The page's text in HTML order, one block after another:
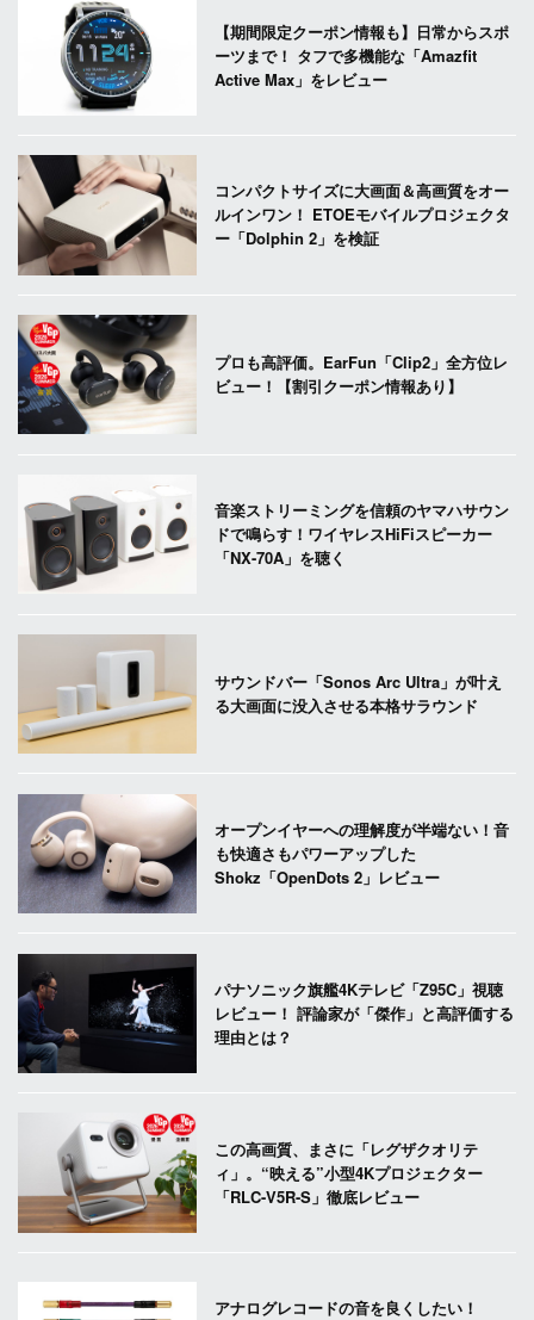
【期間限定クーポン情報も】日常からスポ
ーツまで！ タフで多機能な「Amazfit
Active Max」をレビュー
コンパクトサイズに大画面＆高画質をオー
ルインワン！ ETOEモバイルプロジェクタ
ー「Dolphin 2」を検証
プロも高評価。EarFun「Clip2」全方位レ
ビュー！【割引クーポン情報あり】
音楽ストリーミングを信頼のヤマハサウン
ドで鳴らす！ワイヤレスHiFiスピーカー
「NX-70A」を聴く
サウンドバー「Sonos Arc Ultra」が叶え
る大画面に没入させる本格サラウンド
オープンイヤーへの理解度が半端ない！音
も快適さもパワーアップした
Shokz「OpenDots 2」レビュー
パナソニック旗艦4Kテレビ「Z95C」視聴
レビュー！ 評論家が「傑作」と高評価する
理由とは？
この高画質、まさに「レグザクオリテ
ィ」。“映える”小型4Kプロジェクター
「RLC-V5R-S」徹底レビュー
アナログレコードの音を良くしたい！